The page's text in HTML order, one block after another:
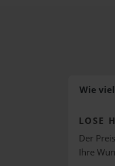
Wie
LOSE
Der
Ihre